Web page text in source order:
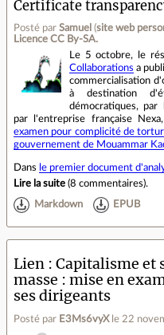
Certificate
Posté par Samuel (site web
Licence CC By‑SA.
Le 5 octobre, le
Collaborations a
commercialisation
à destination
démocratiques, par
par l'entreprise française
examen pour complicité de
gouvernement de Mouammar
Dans le premier document
Lire la suite (8 commentaires).
Markdown EPUB
Lien
Capitalisme et
masse : mise en
ses dirigeants
Posté par E3Ms6vyX le 22